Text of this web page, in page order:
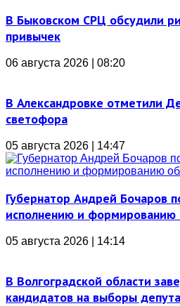
В Быковском СРЦ обсудили
привычек
06 августа 2026 | 08:20
В Александровке отметили
светофора
05 августа 2026 | 14:47
Губернатор Андрей Бочаров
исполнению и формированию
05 августа 2026 | 14:14
В Волгоградской области
кандидатов на выборы